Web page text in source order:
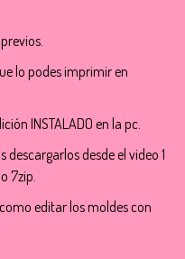
lo podes imprimir en
INSTALADO en la pc.
desde el video 1
7zip.
editar los moldes con